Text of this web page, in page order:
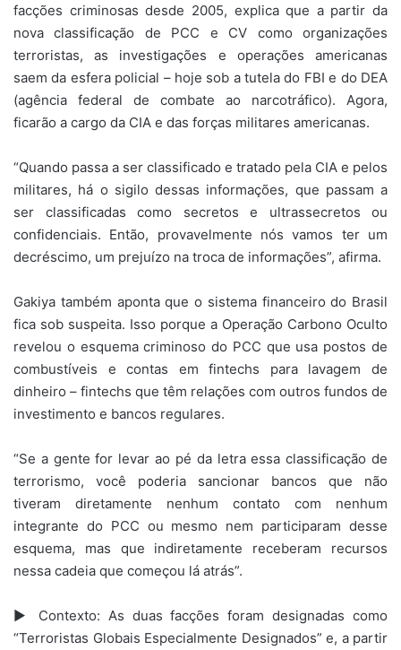
facções criminosas desde 2005, explica que a partir da
nova classificação de PCC e CV como organizações
terroristas, as investigações e operações americanas
saem da esfera policial – hoje sob a tutela do FBI e do DEA
(agência federal de combate ao narcotráfico). Agora,
ficarão a cargo da CIA e das forças militares americanas.
“Quando passa a ser classificado e tratado pela CIA e pelos
militares, há o sigilo dessas informações, que passam a
ser classificadas como secretos e ultrassecretos ou
confidenciais. Então, provavelmente nós vamos ter um
decréscimo, um prejuízo na troca de informações”, afirma.
Gakiya também aponta que o sistema financeiro do Brasil
fica sob suspeita. Isso porque a Operação Carbono Oculto
revelou o esquema criminoso do PCC que usa postos de
combustíveis e contas em fintechs para lavagem de
dinheiro – fintechs que têm relações com outros fundos de
investimento e bancos regulares.
“Se a gente for levar ao pé da letra essa classificação de
terrorismo, você poderia sancionar bancos que não
tiveram diretamente nenhum contato com nenhum
integrante do PCC ou mesmo nem participaram desse
esquema, mas que indiretamente receberam recursos
nessa cadeia que começou lá atrás”.
▶️ Contexto: As duas facções foram designadas como
“Terroristas Globais Especialmente Designados” e, a partir